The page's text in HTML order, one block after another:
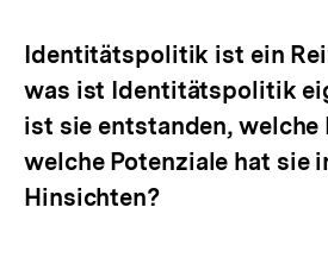
Identitätspolitik ist ein
was ist Identitätspolitik
ist sie entstanden, welche
welche Potenziale hat sie
Hinsichten?